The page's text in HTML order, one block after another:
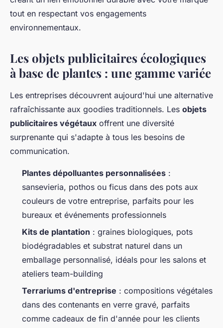
tout en respectant vos engagements
environnementaux.
Les objets publicitaires écologiques
à base de plantes : une gamme variée
Les entreprises découvrent aujourd'hui une alternative
rafraîchissante aux goodies traditionnels. Les objets
publicitaires végétaux offrent une diversité
surprenante qui s'adapte à tous les besoins de
communication.
Plantes dépolluantes personnalisées :
sansevieria, pothos ou ficus dans des pots aux
couleurs de votre entreprise, parfaits pour les
bureaux et événements professionnels
Kits de plantation : graines biologiques, pots
biodégradables et substrat naturel dans un
emballage personnalisé, idéals pour les salons et
ateliers team-building
Terrariums d'entreprise : compositions végétales
dans des contenants en verre gravé, parfaits
comme cadeaux de fin d'année pour les clients